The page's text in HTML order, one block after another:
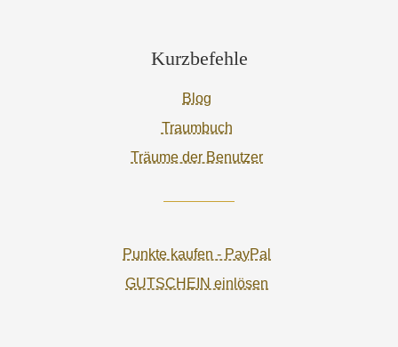
Kurzbefehle
Blog
Traumbuch
Träume der Benutzer
Punkte kaufen - PayPal
GUTSCHEIN einlösen